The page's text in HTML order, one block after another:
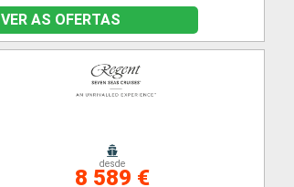
VER AS OFERTAS
desde
8 589 €